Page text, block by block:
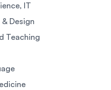
IT
Design
Teaching